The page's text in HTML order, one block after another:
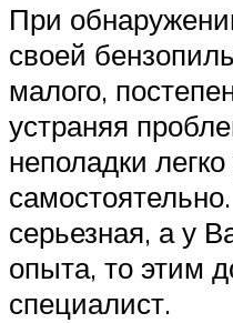
При
своей
малого,
устраняя
неполадки
серьезная, а у
опыта, то этим
специалист.